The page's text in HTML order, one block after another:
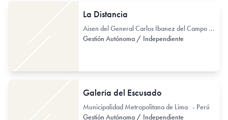
La Distancia
Aisen del General Carlos Ibanez del Campo (XI) - Chile
Gestión Autónoma / Independiente
Galería del Escusado
Municipalidad Metropolitana de Lima - Perú
Gestión Autónoma / Independiente